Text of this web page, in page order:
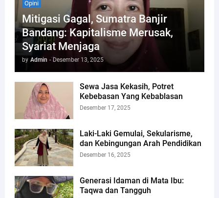
Opini
Mitigasi Gagal, Sumatra Banjir
Bandang: Kapitalisme Merusak,
Syariat Menjaga
by Admin - Desember 13, 2025
Sewa Jasa Kekasih, Potret
Kebebasan Yang Kebablasan
Desember 17, 2025
Laki-Laki Gemulai, Sekularisme,
dan Kebingungan Arah Pendidikan
Desember 16, 2025
Generasi Idaman di Mata Ibu:
Taqwa dan Tangguh